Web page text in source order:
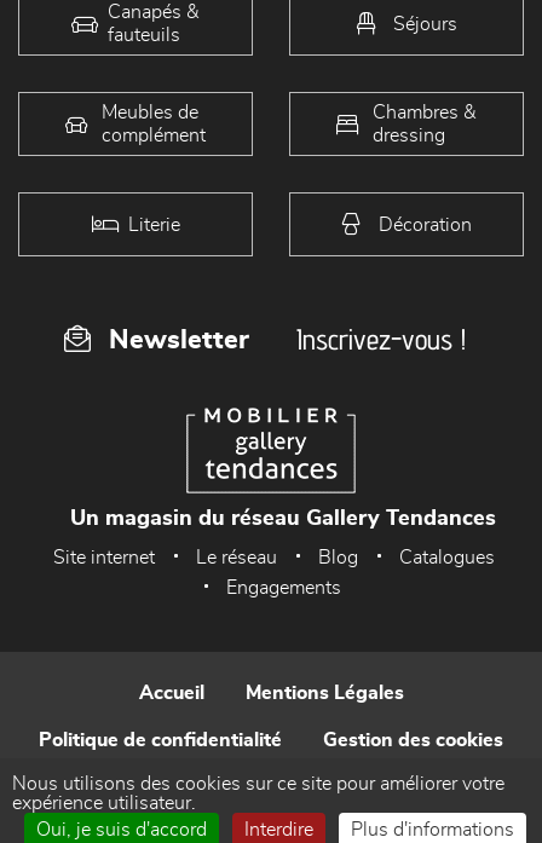
Canapés &
fauteuils
Séjours
Meubles de
complément
Chambres &
dressing
Literie Décoration
Newsletter Inscrivez-vous !
Un magasin du réseau Gallery Tendances
Site internet Le réseau Blog
Catalogues
Engagements
Accueil Mentions Légales
Politique de confidentialité Gestion des cookies
Contact
Nous utilisons des cookies sur ce site pour améliorer votre
expérience utilisateur.
Oui, je suis d'accord
Interdire Plus d'informations